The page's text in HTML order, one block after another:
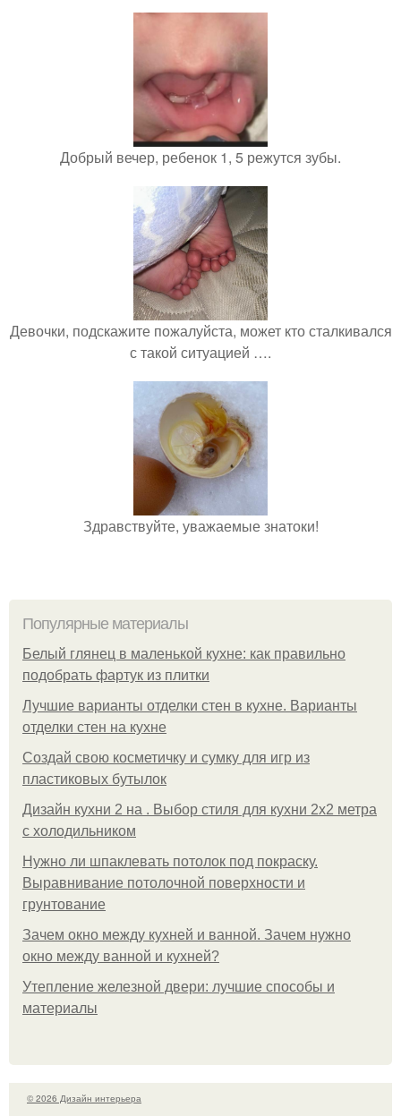
Добрый вечер, ребенок 1, 5 режутся зубы.
Девочки, подскажите пожалуйста, может кто сталкивался
с такой ситуацией ….
Здравствуйте, уважаемые знатоки!
Популярные материалы
Белый глянец в маленькой кухне: как правильно
подобрать фартук из плитки
Лучшие варианты отделки стен в кухне. Варианты
отделки стен на кухне
Создай свою косметичку и сумку для игр из
пластиковых бутылок
Дизайн кухни 2 на . Выбор стиля для кухни 2х2 метра
с холодильником
Нужно ли шпаклевать потолок под покраску.
Выравнивание потолочной поверхности и
грунтование
Зачем окно между кухней и ванной. Зачем нужно
окно между ванной и кухней?
Утепление железной двери: лучшие способы и
материалы
© 2026 Дизайн интерьера